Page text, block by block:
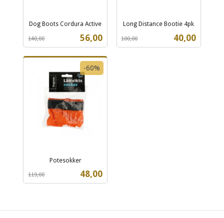
Dog Boots Cordura Active
Tilbud
56,00
140,00
mva.
Long Distance Bootie 4pk
Tilbud
40,00
100,00
mva.
Potesokker
Tilbud
48,00
119,00
-60%
mva.